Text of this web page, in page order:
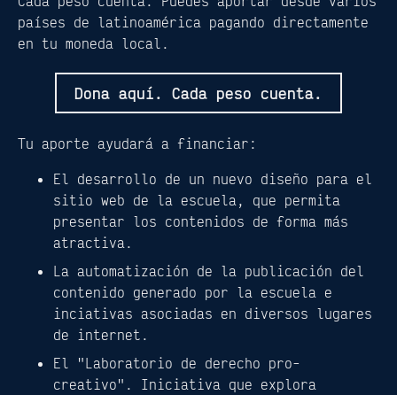
países de latinoamérica pagando directamente
en tu moneda local.
Dona aquí. Cada peso cuenta.
Tu aporte ayudará a financiar:
El desarrollo de un nuevo diseño para el
sitio web de la escuela, que permita
presentar los contenidos de forma más
atractiva.
La automatización de la publicación del
contenido generado por la escuela e
inciativas asociadas en diversos lugares
de internet.
El "Laboratorio de derecho pro-
creativo". Iniciativa que explora